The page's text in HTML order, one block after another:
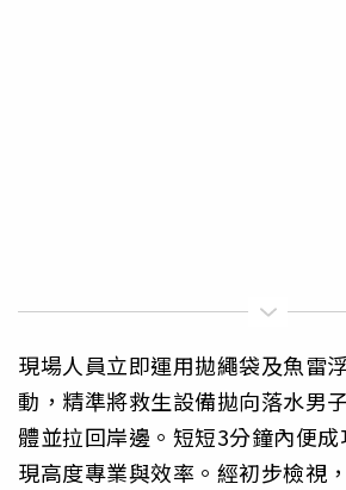
現場人員立即運用拋繩袋及魚雷
動，精準將救生設備拋向落水男
體並拉回岸邊。短短3分鐘內便
現高度專業與效率。經初步檢視